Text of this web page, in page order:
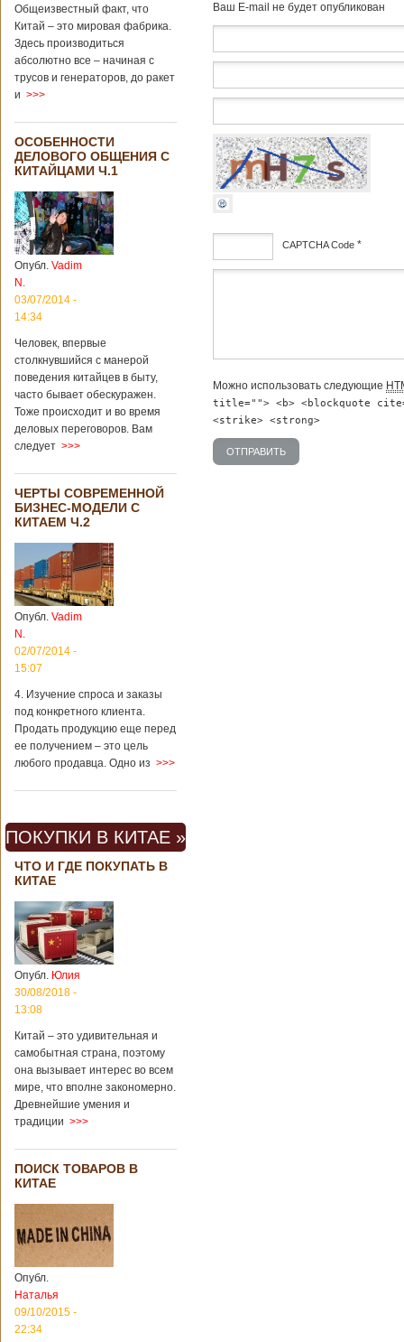
Общеизвестный факт, что
Китай – это мировая фабрика.
Здесь производиться
абсолютно все – начиная с
трусов и генераторов, до ракет
и >>>
ОСОБЕННОСТИ
ДЕЛОВОГО ОБЩЕНИЯ С
КИТАЙЦАМИ Ч.1
Опубл. Vadim
N.
03/07/2014 -
14:34
Человек, впервые
столкнувшийся с манерой
поведения китайцев в быту,
часто бывает обескуражен.
Тоже происходит и во время
деловых переговоров. Вам
следует >>>
ЧЕРТЫ СОВРЕМЕННОЙ
БИЗНЕС-МОДЕЛИ С
КИТАЕМ Ч.2
Опубл. Vadim
N.
02/07/2014 -
15:07
4. Изучение спроса и заказы
под конкретного клиента.
Продать продукцию еще перед
ее получением – это цель
любого продавца. Одно из >>>
ПОКУПКИ В КИТАЕ »
ЧТО И ГДЕ ПОКУПАТЬ В
КИТАЕ
Опубл. Юлия
30/08/2018 -
13:08
Китай – это удивительная и
самобытная страна, поэтому
она вызывает интерес во всем
мире, что вполне закономерно.
Древнейшие умения и
традиции >>>
ПОИСК ТОВАРОВ В
КИТАЕ
Опубл.
Наталья
09/10/2015 -
22:34
Baш E-mail не будет опубликован
CAPTCHA Code *
Можно использовать следующие
title=""> <b> <blockquote
<strike> <strong>